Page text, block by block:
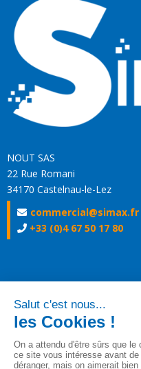
NOUT SAS
22 Rue Romani
34170 Castelnau-le-Lez
commercial@simax.fr
+33 (0)4 67 50 17 80
Liens Utiles
Entreprise
Nos partenaires
Nos actualités